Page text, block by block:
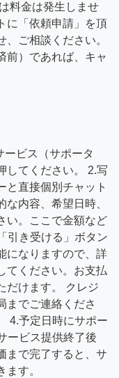
料金は発生しませ
に「依頼申請」を頂
ご相談ください。
前）であれば、キャ
ビス（サポータ
してください。 2.写
と直接個別チャット
内容、希望日時、
い。ここで金額など
引き受ける」ボタン
になりますので、詳
てください。お支払
だけます。 クレジ
までご連絡くださ
4.予定日時にサポー
ービス提供終了後
まで完了すると、サ
す。